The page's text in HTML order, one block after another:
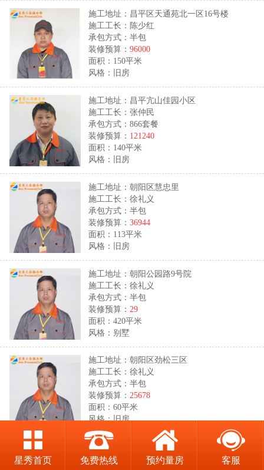
施工地址：昌平区天通苑北一区16号楼
施工工长：陈少红
承包方式：半包
装修预算：96000
面积：150平米
风格：旧房
施工地址：昌平亢山佳园小区
施工工长：张仲民
承包方式：866套餐
装修预算： 121240
面积：140平米
风格：旧房
施工地址：朝阳区慧忠里
施工工长：徐礼义
承包方式：半包
装修预算：36944
面积：113平米
风格：旧房
施工地址：朝阳公园路9号院
施工工长：徐礼义
承包方式：半包
装修预算： 29
面积：420平米
风格：别墅
施工地址：朝阳区劲松三区
施工工长：徐礼义
承包方式：半包
装修预算：25678
面积：60平米
风格：旧房
施工地址：通州区青青家园
施工工长：闫明中
星秀首页 免费热线 预约量房 客服